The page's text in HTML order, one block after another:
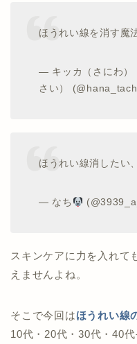
ほうれい線を消す魔
— キッカ（さにわ）
さい）
ほうれい線消したい
— なち
スキンケアに力を入れて
えませんよね。
そこで今回はほうれい線
10代・20代・30代・40